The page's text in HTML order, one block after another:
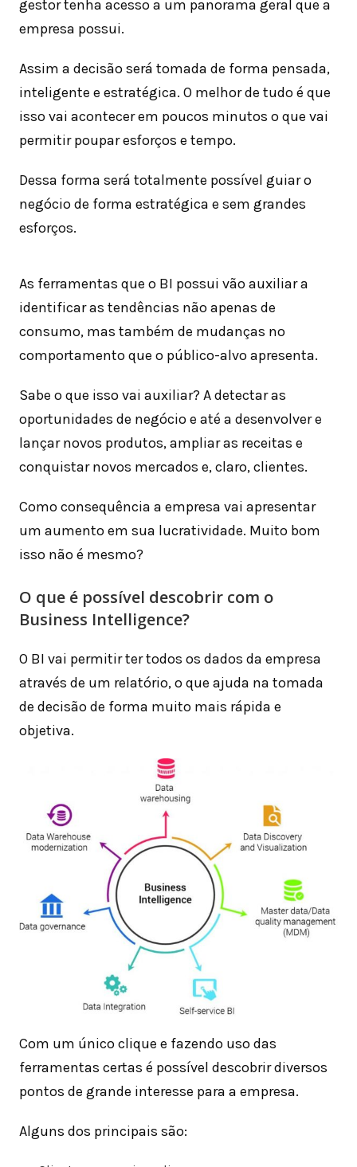
gestor tenha acesso a um panorama geral que a
empresa possui.
Assim a decisão será tomada de forma pensada,
inteligente e estratégica. O melhor de tudo é que
isso vai acontecer em poucos minutos o que vai
permitir poupar esforços e tempo.
Dessa forma será totalmente possível guiar o
negócio de forma estratégica e sem grandes
esforços.
As ferramentas que o BI possui vão auxiliar a
identificar as tendências não apenas de
consumo, mas também de mudanças no
comportamento que o público-alvo apresenta.
Sabe o que isso vai auxiliar? A detectar as
oportunidades de negócio e até a desenvolver e
lançar novos produtos, ampliar as receitas e
conquistar novos mercados e, claro, clientes.
Como consequência a empresa vai apresentar
um aumento em sua lucratividade. Muito bom
isso não é mesmo?
O que é possível descobrir com o
Business Intelligence?
O BI vai permitir ter todos os dados da empresa
através de um relatório, o que ajuda na tomada
de decisão de forma muito mais rápida e
objetiva.
Com um único clique e fazendo uso das
ferramentas certas é possível descobrir diversos
pontos de grande interesse para a empresa.
Alguns dos principais são: